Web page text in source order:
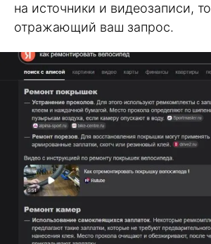
на источники и видеозаписи,
отражающий ваш запрос.